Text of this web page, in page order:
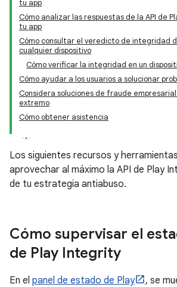
tu app
Cómo analizar las respuestas de la API de
tu app
Cómo consultar el veredicto de integridad
cualquier dispositivo
Cómo verificar la integridad en un
Cómo ayudar a los usuarios a solucionar
Considera soluciones de fraude
extremo
Cómo obtener asistencia
Los siguientes recursos y
aprovechar al máximo la API de Play
de tu estrategia antiabuso.
Cómo supervisar el
de Play Integrity
En el panel de estado de Play
, se